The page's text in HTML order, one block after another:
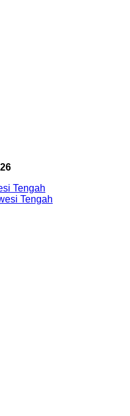
Tengah
Tengah